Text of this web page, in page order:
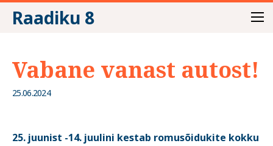
Raadiku 8
Vabane vanast autost!
25.06.2024
25. juunist -14. juulini kestab romusõidukite kokku